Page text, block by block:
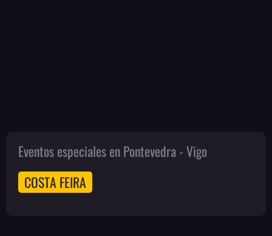
Eventos especiales en Pontevedra - Vigo
COSTA FEIRA